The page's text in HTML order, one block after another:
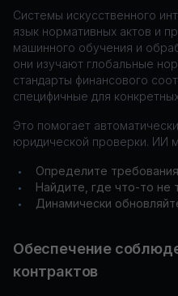
Системы искусственного
язык нормативных актов и
машинного обучения и
они изучают глобальные
стандарты финансового
специфичные для
Это помогает
юридической проверки. ИИ
• Определите
• Найдите, где что-то не
• Динамически
Обеспечение
контрактов